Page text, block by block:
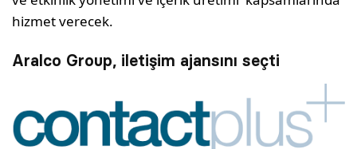
hizmet verecek.
Aralco Group, iletişim ajansını seçti